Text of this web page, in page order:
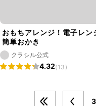
おもちアレンジ！電子レン
簡単おかき
クラシル公式
4.32(13)
3